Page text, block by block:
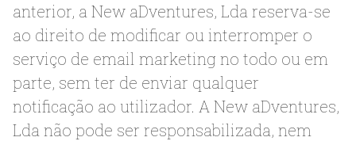
anterior, a New aDventures, Lda reserva-se
ao direito de modificar ou interromper o
serviço de email marketing no todo ou em
parte, sem ter de enviar qualquer
notificação ao utilizador. A New aDventures,
Lda não pode ser responsabilizada, nem